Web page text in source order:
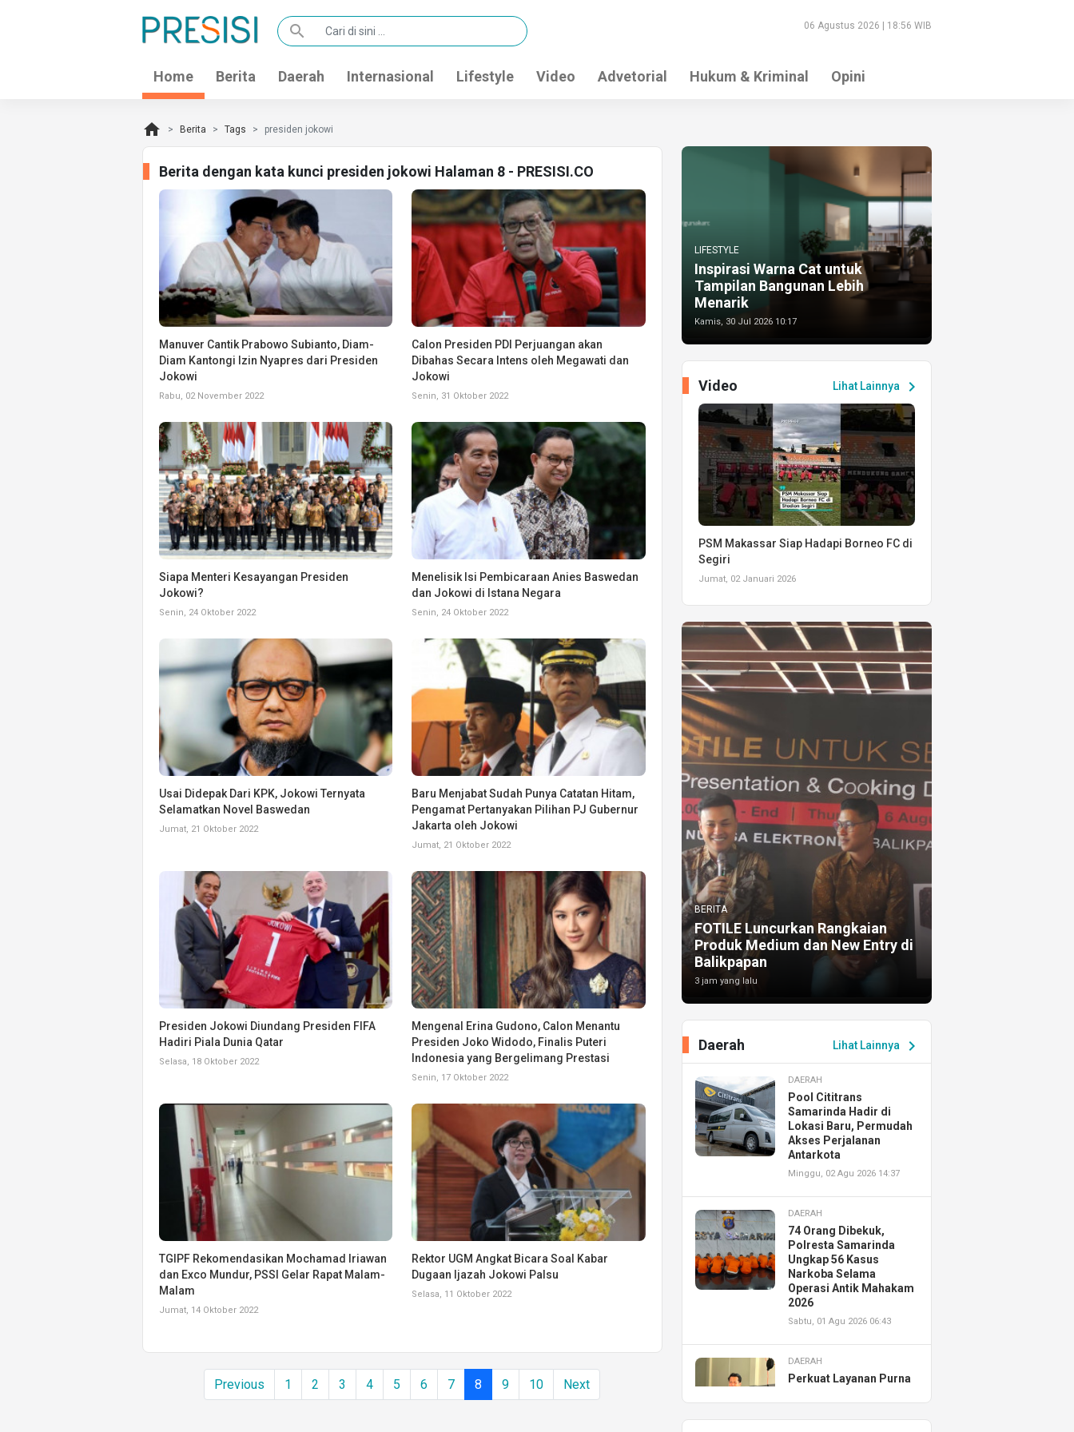
search 06 Agustus 2026 | 18:56 WIB
Home Berita Daerah Internasional Lifestyle Video Advetorial Hukum & Kriminal Opini
home Berita Tags presiden jokowi
Berita dengan kata kunci presiden jokowi Halaman 8 - PRESISI.CO
Manuver Cantik Prabowo Subianto, Diam-
Diam Kantongi Izin Nyapres dari Presiden
Jokowi
Rabu, 02 November 2022
Calon Presiden PDI Perjuangan akan
Dibahas Secara Intens oleh Megawati dan
Jokowi
Senin, 31 Oktober 2022
Siapa Menteri Kesayangan Presiden
Jokowi?
Senin, 24 Oktober 2022
Menelisik Isi Pembicaraan Anies Baswedan
dan Jokowi di Istana Negara
Senin, 24 Oktober 2022
Usai Didepak Dari KPK, Jokowi Ternyata
Selamatkan Novel Baswedan
Jumat, 21 Oktober 2022
Baru Menjabat Sudah Punya Catatan Hitam,
Pengamat Pertanyakan Pilihan PJ Gubernur
Jakarta oleh Jokowi
Jumat, 21 Oktober 2022
Presiden Jokowi Diundang Presiden FIFA
Hadiri Piala Dunia Qatar
Selasa, 18 Oktober 2022
Mengenal Erina Gudono, Calon Menantu
Presiden Joko Widodo, Finalis Puteri
Indonesia yang Bergelimang Prestasi
Senin, 17 Oktober 2022
TGIPF Rekomendasikan Mochamad Iriawan
dan Exco Mundur, PSSI Gelar Rapat Malam-
Malam
Jumat, 14 Oktober 2022
Rektor UGM Angkat Bicara Soal Kabar
Dugaan Ijazah Jokowi Palsu
Selasa, 11 Oktober 2022
Previous 1 2 3 4 5 6 7 8 9 10 Next
LIFESTYLE
Inspirasi Warna Cat untuk
Tampilan Bangunan Lebih
Menarik
Kamis, 30 Jul 2026 10:17
Lihat Lainnya chevron_right
Video
PSM Makassar Siap Hadapi Borneo FC di
Segiri
Jumat, 02 Januari 2026
BERITA
FOTILE Luncurkan Rangkaian
Produk Medium dan New Entry di
Balikpapan
3 jam yang lalu
Lihat Lainnya chevron_right
Daerah
DAERAH
Pool Cititrans
Samarinda Hadir di
Lokasi Baru, Permudah
Akses Perjalanan
Antarkota
Minggu, 02 Agu 2026 14:37
DAERAH
74 Orang Dibekuk,
Polresta Samarinda
Ungkap 56 Kasus
Narkoba Selama
Operasi Antik Mahakam
2026
Sabtu, 01 Agu 2026 06:43
DAERAH
Perkuat Layanan Purna
Resmikan AHASS